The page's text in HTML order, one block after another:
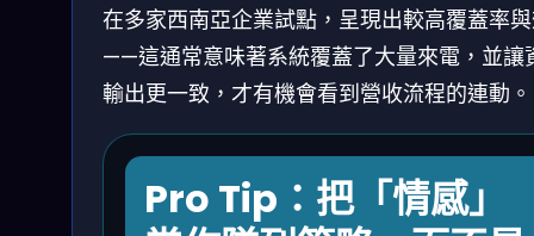
在多家西南亞企業試點，呈現出較高覆蓋率
——這通常意味著系統覆蓋了大量來電，並讓
輸出更一致，才有機會看到營收流程的連動。
Pro Tip：把「情感」